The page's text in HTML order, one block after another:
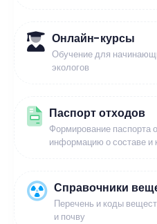
Онлайн-курсы
Обучение для
экологов
Паспорт отходов
Формирование паспорта
информацию о составе и
Справочники
Перечень и коды
и почву